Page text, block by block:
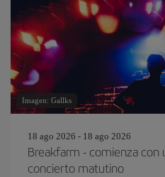
Imagen: Gallks
18 ago 2026 - 18 ago 2026
Breakfarm - comienza con
concierto matutino